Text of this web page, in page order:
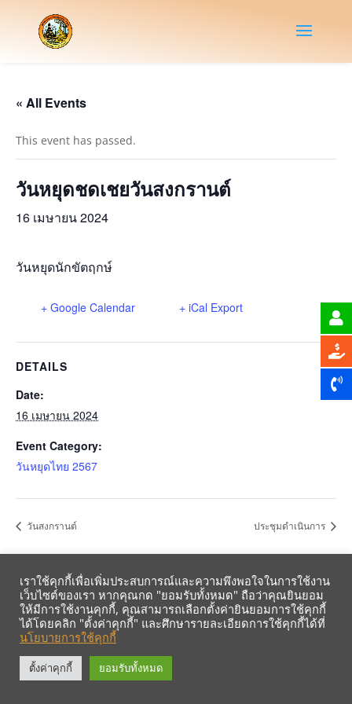
« All Events
This event has passed.
วันหยุดชดเชยวันสงกรานต์
16 เมษายน 2024
วันหยุดนักขัตฤกษ์
+ Google Calendar + iCal Export
DETAILS
Date:
16 เมษายน 2024
Event Category:
วันหยุดไทย 2567
วันสงกรานต์ ประชุมดำเนินการ
รับข้อมูลข่าวสารจากสหกรณ์ฯ ผ่าน LINE ก่อนใคร คลิก!
เราใช้คุกกี้เพื่อเพิ่มประสบการณ์และความพึงพอใจในการใช้งาน
เว็บไซต์ของเรา หากคุณกด "ยอมรับทั้งหมด" ถือว่าคุณยินยอม
ให้มีการใช้งานคุกกี้, คุณสามารถเลือกตั้งค่ายินยอมการใช้คุกกี้
ได้โดยคลิก "ตั้งค่าคุกกี้" และศึกษารายละเอียดการใช้คุกกี้ได้ที่
นโยบายการใช้คุกกี้
ตั้งค่าคุกกี้ ยอมรับทั้งหมด